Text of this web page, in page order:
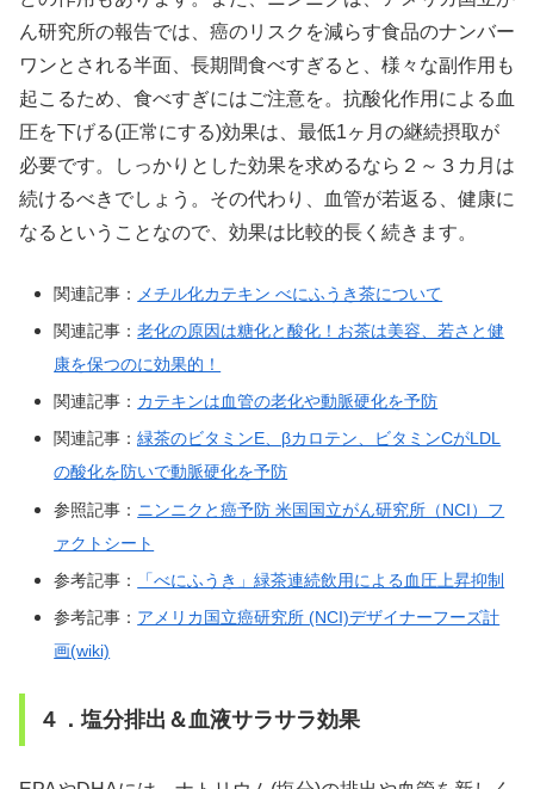
ん研究所の報告では、癌のリスクを減らす食品のナンバー
ワンとされる半面、長期間食べすぎると、様々な副作用も
起こるため、食べすぎにはご注意を。抗酸化作用による血
圧を下げる(正常にする)効果は、最低1ヶ月の継続摂取が
必要です。しっかりとした効果を求めるなら２～３カ月は
続けるべきでしょう。その代わり、血管が若返る、健康に
なるということなので、効果は比較的長く続きます。
関連記事：
メチル化カテキン べにふうき茶について
関連記事：老化の原因は糖化と酸化！お茶は美容、若さと健
康を保つのに効果的！
関連記事： カテキンは血管の老化や動脈硬化を予防
関連記事：緑茶のビタミンE、βカロテン、ビタミンCがLDL
の酸化を防いで動脈硬化を予防
参照記事： ニンニクと癌予防 米国国立がん研究所（NCI）フ
ァクトシート
参考記事：
「べにふうき」緑茶連続飲用による血圧上昇抑制
参考記事： アメリカ国立癌研究所 (NCI)デザイナーフーズ計
画(wiki)
４．塩分排出＆血液サラサラ効果